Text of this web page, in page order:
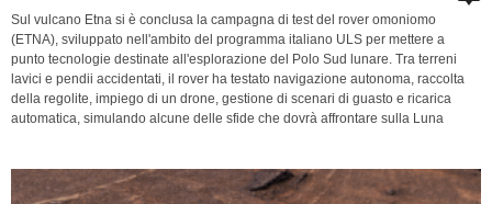
Sul vulcano Etna si è conclusa la campagna di test del rover omoniomo
(ETNA), sviluppato nell'ambito del programma italiano ULS per mettere a
punto tecnologie destinate all'esplorazione del Polo Sud lunare. Tra terreni
lavici e pendii accidentati, il rover ha testato navigazione autonoma, raccolta
della regolite, impiego di un drone, gestione di scenari di guasto e ricarica
automatica, simulando alcune delle sfide che dovrà affrontare sulla Luna